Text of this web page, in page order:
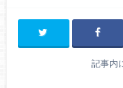
記事内